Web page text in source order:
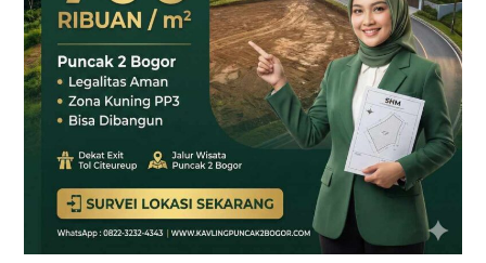
LEGAL
DI
PUNCAK
2
BOGOR